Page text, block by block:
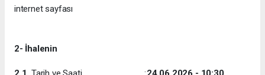
internet sayfası
2- İhalenin